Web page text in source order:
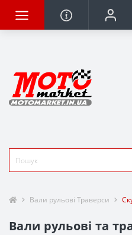
Вали рульові Траверси
Вали рульові та